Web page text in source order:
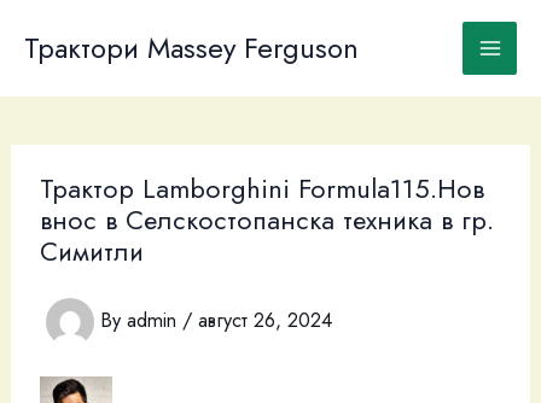
content
Трактори Massey Ferguson
Трактор Lamborghini Formula115.Нов
внос в Селскостопанска техника в гр.
Симитли
By admin / август 26, 2024